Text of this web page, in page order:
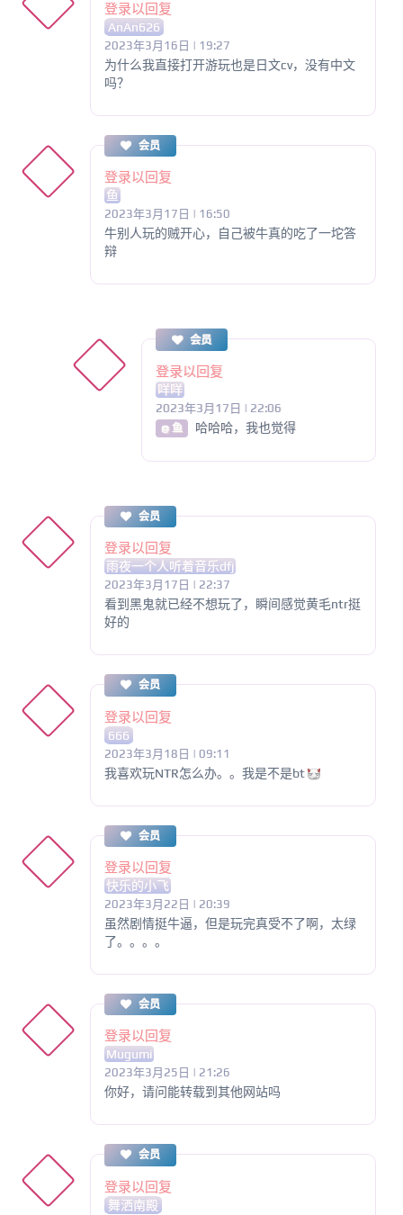
登录以回复
AnAn626
2023年3月16日 | 19:27
为什么我直接打开游玩也是日文cv，没有中文
吗？
会员
登录以回复
鱼
2023年3月17日 | 16:50
牛别人玩的贼开心，自己被牛真的吃了一坨答
辩
会员
登录以回复
咩咩
2023年3月17日 | 22:06
@ 鱼 哈哈哈，我也觉得
会员
登录以回复
雨夜一个人听着音乐dfj
2023年3月17日 | 22:37
看到黑鬼就已经不想玩了，瞬间感觉黄毛ntr挺
好的
会员
登录以回复
666
2023年3月18日 | 09:11
我喜欢玩NTR怎么办。。我是不是bt
会员
登录以回复
快乐的小飞
2023年3月22日 | 20:39
虽然剧情挺牛逼，但是玩完真受不了啊，太绿
了。。。。
会员
登录以回复
Mugumi
2023年3月25日 | 21:26
你好，请问能转载到其他网站吗
会员
登录以回复
舞洒南殿